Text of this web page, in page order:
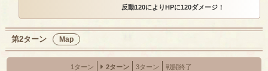
反動120によりHPに120ダメージ！
第2ターン Map
1ターン 2ターン 3ターン 戦闘終了